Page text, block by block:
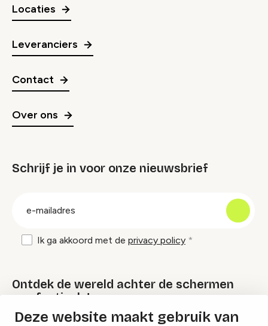
Deze website maakt gebruik van
Locaties
Leveranciers
Contact
Over ons
Schrijf je in voor onze nieuwsbrief
Ik ga akkoord met de privacy policy
Ontdek de wereld achter de schermen
van festivals!